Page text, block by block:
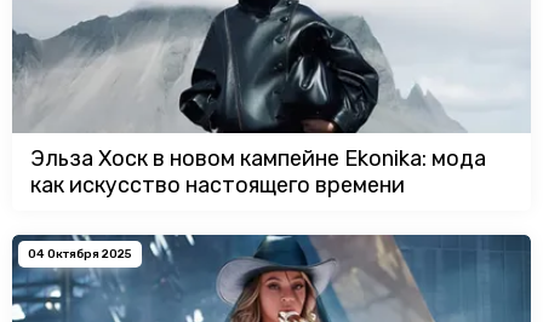
Эльза Хоск в новом кампейне Ekonika: мода
как искусство настоящего времени
04 Октября 2025